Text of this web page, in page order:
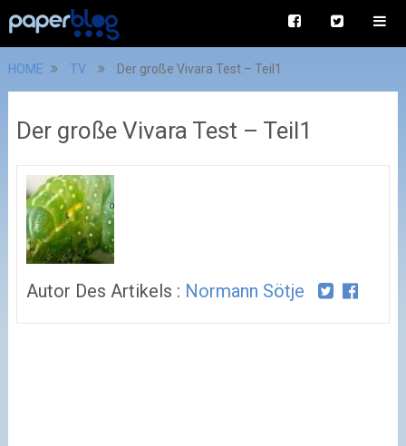
HOME TV Der große Vivara Test – Teil1
Der große Vivara Test – Teil1
Autor Des Artikels : Normann Sötje